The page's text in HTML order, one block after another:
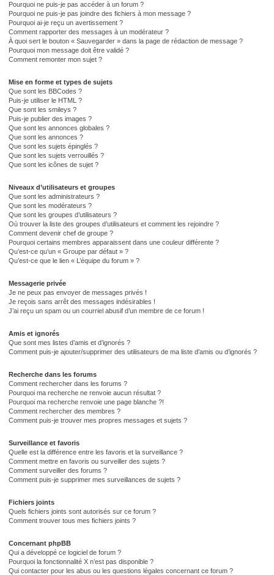
Pourquoi ne puis-je pas accéder à un forum ?
Pourquoi ne puis-je pas joindre des fichiers à mon message ?
Pourquoi ai-je reçu un avertissement ?
Comment rapporter des messages à un modérateur ?
À quoi sert le bouton « Sauvegarder » dans la page de rédaction de message ?
Pourquoi mon message doit être validé ?
Comment remonter mon sujet ?
Mise en forme et types de sujets
Que sont les BBCodes ?
Puis-je utiliser le HTML ?
Que sont les smileys ?
Puis-je publier des images ?
Que sont les annonces globales ?
Que sont les annonces ?
Que sont les sujets épinglés ?
Que sont les sujets verrouillés ?
Que sont les icônes de sujet ?
Niveaux d’utilisateurs et groupes
Que sont les administrateurs ?
Que sont les modérateurs ?
Que sont les groupes d’utilisateurs ?
Où trouver la liste des groupes d’utilisateurs et comment les rejoindre ?
Comment devenir chef de groupe ?
Pourquoi certains membres apparaissent dans une couleur différente ?
Qu’est-ce qu’un « Groupe par défaut » ?
Qu’est-ce que le lien « L’équipe du forum » ?
Messagerie privée
Je ne peux pas envoyer de messages privés !
Je reçois sans arrêt des messages indésirables !
J’ai reçu un spam ou un courriel abusif d’un membre de ce forum !
Amis et ignorés
Que sont mes listes d’amis et d’ignorés ?
Comment puis-je ajouter/supprimer des utilisateurs de ma liste d’amis ou d’ignorés ?
Recherche dans les forums
Comment rechercher dans les forums ?
Pourquoi ma recherche ne renvoie aucun résultat ?
Pourquoi ma recherche renvoie une page blanche ?!
Comment rechercher des membres ?
Comment puis-je trouver mes propres messages et sujets ?
Surveillance et favoris
Quelle est la différence entre les favoris et la surveillance ?
Comment mettre en favoris ou surveiller des sujets ?
Comment surveiller des forums ?
Comment puis-je supprimer mes surveillances de sujets ?
Fichiers joints
Quels fichiers joints sont autorisés sur ce forum ?
Comment trouver tous mes fichiers joints ?
Concernant phpBB
Qui a développé ce logiciel de forum ?
Pourquoi la fonctionnalité X n’est pas disponible ?
Qui contacter pour les abus ou les questions légales concernant ce forum ?